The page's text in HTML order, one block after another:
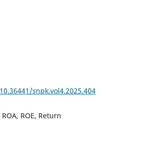
snpk.vol4.2025.404
ROA, ROE, Return